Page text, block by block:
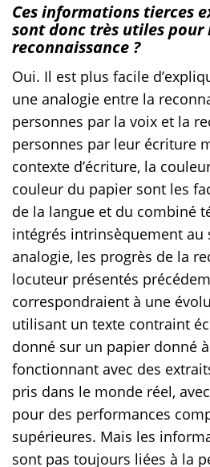
Ces informations tierces
sont donc très utiles pour
reconnaissance ?
Oui. Il est plus facile
une analogie entre la
personnes par la voix et la
personnes par leur écriture
contexte d’écriture, la
couleur du papier sont les
de la langue et du combiné
intégrés intrinsèquement au
analogie, les progrès de la
locuteur présentés
correspondraient à une
utilisant un texte contraint
donné sur un papier donné
fonctionnant avec des
pris dans le monde réel,
pour des performances
supérieures. Mais les
sont pas toujours liées à la